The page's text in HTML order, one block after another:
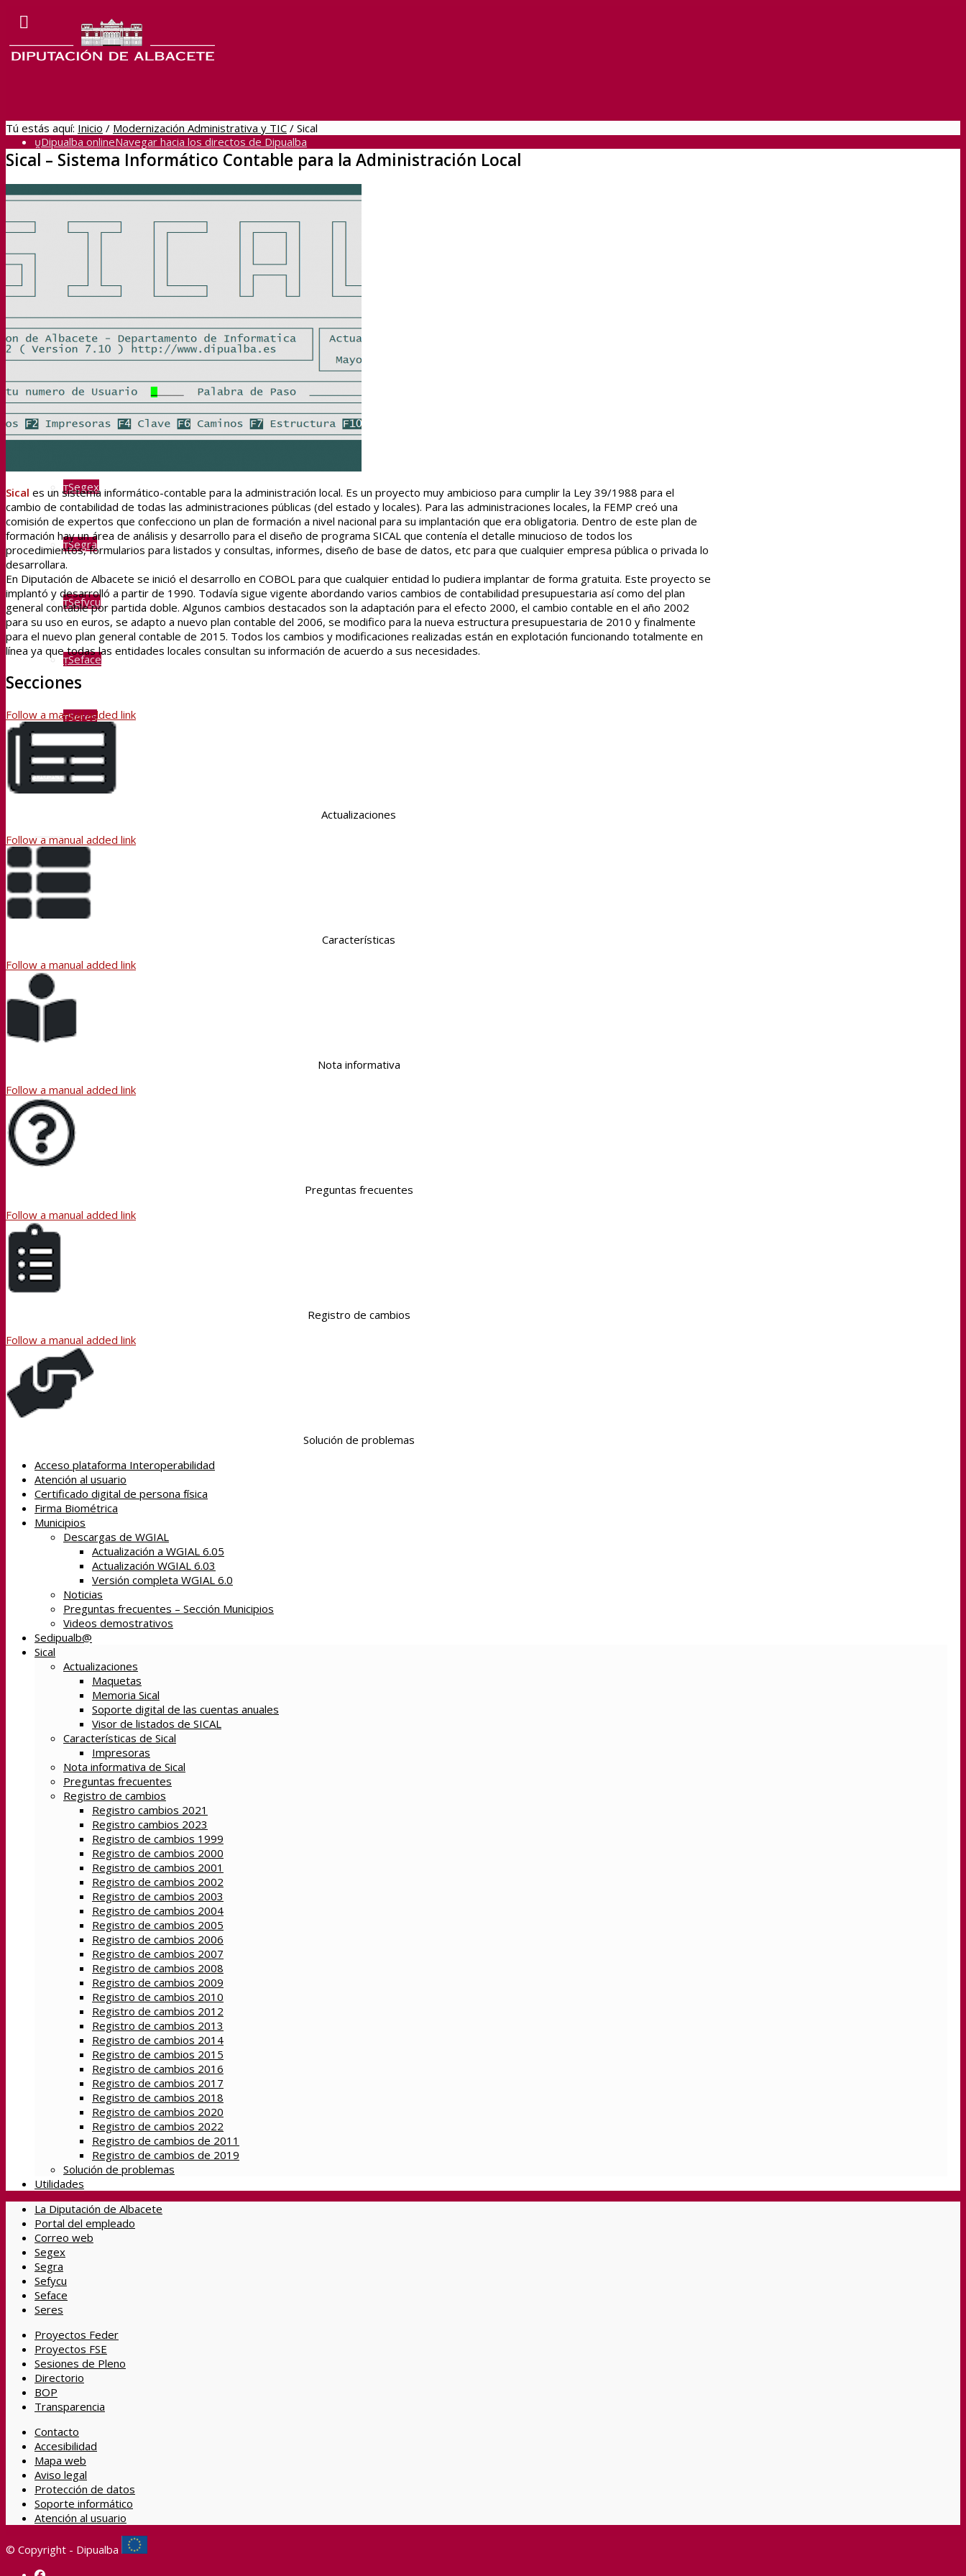
Dipualba onlineNavegar hacia los directos de Dipualba
BOP
Transparencia
Sedipualba
Segex
Segra
Sefycu
Seface
Seres
Buscar
Tú estás aquí: Inicio / Modernización Administrativa y TIC / Sical
Sical – Sistema Informático Contable para la Administración Local
Sical es un sistema informático-contable para la administración local. Es un proyecto muy ambicioso para cumplir la Ley 39/1988 para el
cambio de contabilidad de todas las administraciones públicas (del estado y locales). Para las administraciones locales, la FEMP creó una
comisión de expertos que confecciono un plan de formación a nivel nacional para su implantación que era obligatoria. Dentro de este plan de
formación hay un área de análisis y desarrollo para el diseño de programa SICAL que contenía el detalle minucioso de todos los
procedimientos, formularios para listados y consultas, informes, diseño de base de datos, etc para que cualquier empresa pública o privada lo
desarrollara.
En Diputación de Albacete se inició el desarrollo en COBOL para que cualquier entidad lo pudiera implantar de forma gratuita. Este proyecto se
implantó y desarrolló a partir de 1990. Todavía sigue vigente abordando varios cambios de contabilidad presupuestaria así como del plan
general contable por partida doble. Algunos cambios destacados son la adaptación para el efecto 2000, el cambio contable en el año 2002
para su uso en euros, se adapto a nuevo plan contable del 2006, se modifico para la nueva estructura presupuestaria de 2010 y finalmente
para el nuevo plan general contable de 2015. Todos los cambios y modificaciones realizadas están en explotación funcionando totalmente en
línea ya que todas las entidades locales consultan su información de acuerdo a sus necesidades.
Secciones
Follow a manual added link
Actualizaciones
Follow a manual added link
Características
Follow a manual added link
Nota informativa
Follow a manual added link
Preguntas frecuentes
Follow a manual added link
Registro de cambios
Follow a manual added link
Solución de problemas
Acceso plataforma Interoperabilidad
Atención al usuario
Certificado digital de persona física
Firma Biométrica
Municipios
Descargas de WGIAL
Actualización a WGIAL 6.05
Actualización WGIAL 6.03
Versión completa WGIAL 6.0
Noticias
Preguntas frecuentes – Sección Municipios
Videos demostrativos
Sedipualb@
Sical
Actualizaciones
Maquetas
Memoria Sical
Soporte digital de las cuentas anuales
Visor de listados de SICAL
Características de Sical
Impresoras
Nota informativa de Sical
Preguntas frecuentes
Registro de cambios
Registro cambios 2021
Registro cambios 2023
Registro de cambios 1999
Registro de cambios 2000
Registro de cambios 2001
Registro de cambios 2002
Registro de cambios 2003
Registro de cambios 2004
Registro de cambios 2005
Registro de cambios 2006
Registro de cambios 2007
Registro de cambios 2008
Registro de cambios 2009
Registro de cambios 2010
Registro de cambios 2012
Registro de cambios 2013
Registro de cambios 2014
Registro de cambios 2015
Registro de cambios 2016
Registro de cambios 2017
Registro de cambios 2018
Registro de cambios 2020
Registro de cambios 2022
Registro de cambios de 2011
Registro de cambios de 2019
Solución de problemas
Utilidades
La Diputación de Albacete
Portal del empleado
Correo web
Segex
Segra
Sefycu
Seface
Seres
Proyectos Feder
Proyectos FSE
Sesiones de Pleno
Directorio
BOP
Transparencia
Contacto
Accesibilidad
Mapa web
Aviso legal
Protección de datos
Soporte informático
Atención al usuario
© Copyright - Dipualba